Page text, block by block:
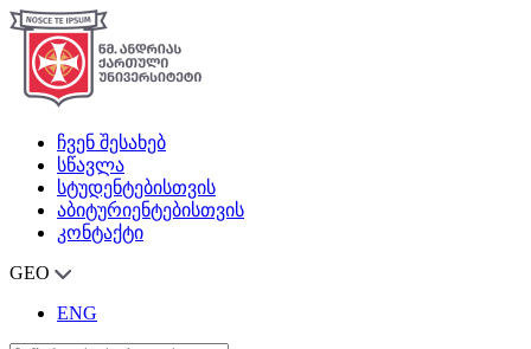
ჩვენ შესახებ
სწავლა
სტუდენტებისთვის
აბიტურიენტებისთვის
კონტაქტი
GEO
ENG